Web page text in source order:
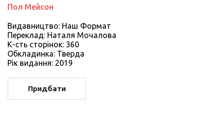
Пол Мейсон
Видавництво: Наш Формат
Переклад: Наталя Мочалова
К-сть сторiнок: 360
Обкладинка: Тверда
Рiк видання: 2019
Придбати